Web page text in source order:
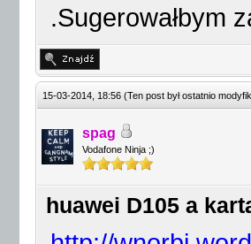
.Sugerowałbym
15-03-2014, 18:56 (Ten post był ostatnio
spag
Vodafone Ninja ;)
huawei D105 a